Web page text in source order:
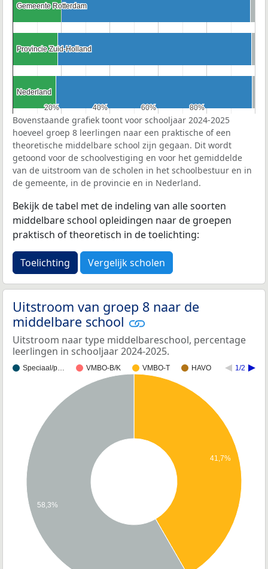
20%
20% 40%
40% 60%
60% 80%
80%
Gemeente Rotterdam
Gemeente Rotterdam
Provincie Zuid-Holland
Provincie Zuid-Holland
Nederland
Nederland
Bovenstaande grafiek toont voor schooljaar 2024-2025
hoeveel groep 8 leerlingen naar een praktische of een
theoretische middelbare school zijn gegaan. Dit wordt
getoond voor de schoolvestiging en voor het gemiddelde
van de uitstroom van de scholen in het schoolbestuur en in
de gemeente, in de provincie en in Nederland.
Bekijk de tabel met de indeling van alle soorten
middelbare school opleidingen naar de groepen
praktisch of theoretisch in de toelichting:
Toelichting Vergelijk scholen
Uitstroom van groep 8 naar de
middelbare school
Uitstroom naar type middelbareschool, percentage
leerlingen in schooljaar 2024-2025.
Speciaal/p… VMBO-B/K VMBO-T HAVO 1/2
41,7%
58,3%